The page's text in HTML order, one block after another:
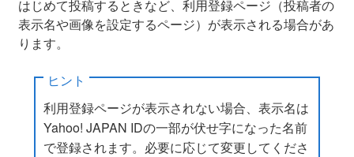
入
力
はじめて投稿するときなど、利用登録ページ（投稿者の
表示名や画像を設定するページ）が表示される場合があ
ります。
ヒント
利用登録ページが表示されない場合、表示名は
Yahoo! JAPAN IDの一部が伏せ字になった名前
で登録されます。必要に応じて変更してくださ